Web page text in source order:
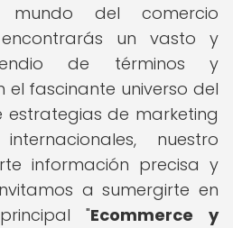
del comercio
un vasto y
de términos y
fascinante universo del
estrategias de marketing
nuestro
información precisa y
a sumergirte en
"Ecommerce y